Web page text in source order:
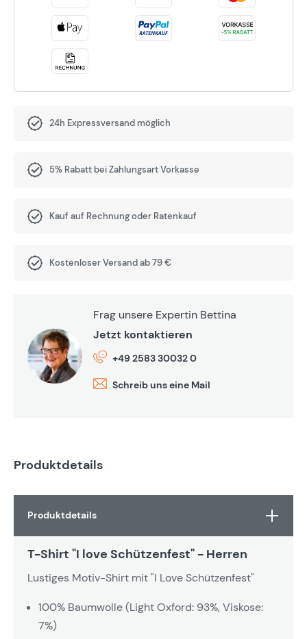
24h Expressversand möglich
5% Rabatt bei Zahlungsart Vorkasse
Kauf auf Rechnung oder Ratenkauf
Kostenloser Versand ab 79 €
Frag unsere Expertin Bettina
Jetzt kontaktieren
+49 2583 30032 0
Schreib uns eine Mail
Produktdetails
Produktdetails
T-Shirt "I love Schützenfest" - Herren
Lustiges Motiv-Shirt mit "I Love Schützenfest"
100% Baumwolle (Light Oxford: 93%, Viskose:
7%)